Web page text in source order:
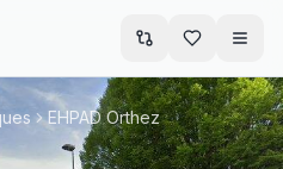
EHPAD Orthez